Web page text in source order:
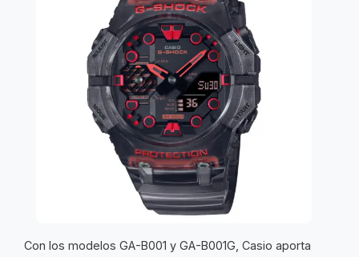
Con los modelos GA-B001 y GA-B001G, Casio aporta